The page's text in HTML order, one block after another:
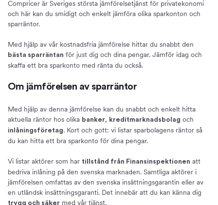
Bra att veta
Detta påverkar sparräntan
Om oss
Compricer Sparkonto
Fördelar med att jämföra sparkonton på Compricer
Jämför sparkonton och sparräntor idag
Compricer är Sveriges största jämförelsetjänst för privatekonomi
och här kan du smidigt och enkelt jämföra olika sparkonton och
sparräntor.
Med hjälp av vår kostnadsfria jämförelse hittar du snabbt den
bästa sparräntan för just dig och dina pengar. Jämför idag och
skaffa ett bra sparkonto med ränta du också.
Om jämförelsen av sparräntor
Med hjälp av denna jämförelse kan du snabbt och enkelt hitta
aktuella räntor hos olika banker, kreditmarknadsbolag och
inlåningsföretag. Kort och gott: vi listar sparbolagens räntor så
du kan hitta ett bra sparkonto för dina pengar.
Vi listar aktörer som har tillstånd från Finansinspektionen att
bedriva inlåning på den svenska marknaden. Samtliga aktörer i
jämförelsen omfattas av den svenska insättningsgarantin eller av
en utländsk insättningsgaranti. Det innebär att du kan känna dig
trygg och säker med vår tjänst.